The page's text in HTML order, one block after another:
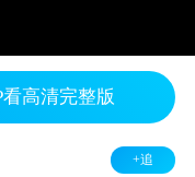
高清完整版
+追